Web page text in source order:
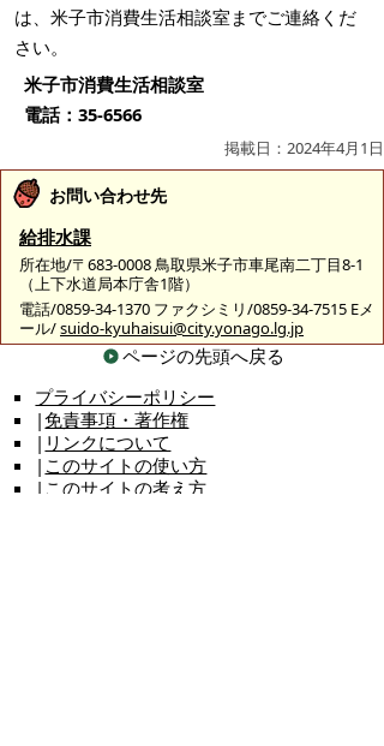
は、米子市消費生活相談室までご連絡くだ
さい。
米子市消費生活相談室
電話：35-6566
掲載日：2024年4月1日
お問い合わせ先
給排水課
所在地/〒683-0008 鳥取県米子市車尾南二丁目8-1
（上下水道局本庁舎1階）
電話/0859-34-1370 ファクシミリ/0859-34-7515 Eメ
ール/suido-kyuhaisui@city.yonago.lg.jp
ページの先頭へ戻る
プライバシーポリシー
|免責事項・著作権
| リンクについて
| このサイトの使い方
| このサイトの考え方